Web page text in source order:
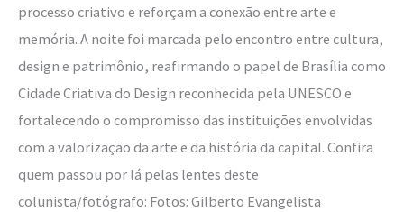
processo criativo e reforçam a conexão entre arte e
memória. A noite foi marcada pelo encontro entre cultura,
design e patrimônio, reafirmando o papel de Brasília como
Cidade Criativa do Design reconhecida pela UNESCO e
fortalecendo o compromisso das instituições envolvidas
com a valorização da arte e da história da capital. Confira
quem passou por lá pelas lentes deste
colunista/fotógrafo: Fotos: Gilberto Evangelista